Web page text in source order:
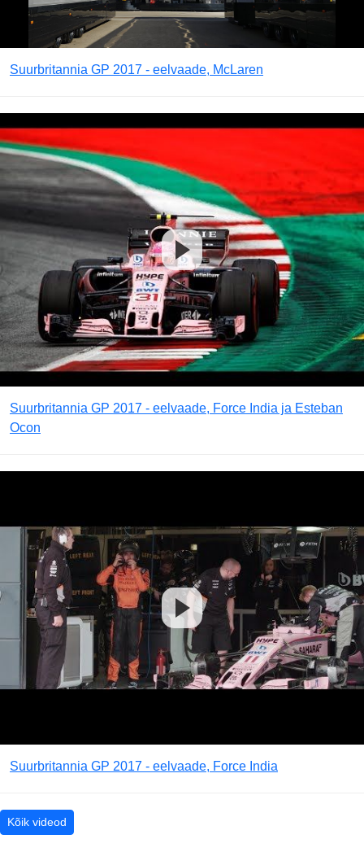
Suurbritannia GP 2017 - eelvaade, McLaren
Suurbritannia GP 2017 - eelvaade, Force India ja Esteban
Ocon
Suurbritannia GP 2017 - eelvaade, Force India
Kõik videod